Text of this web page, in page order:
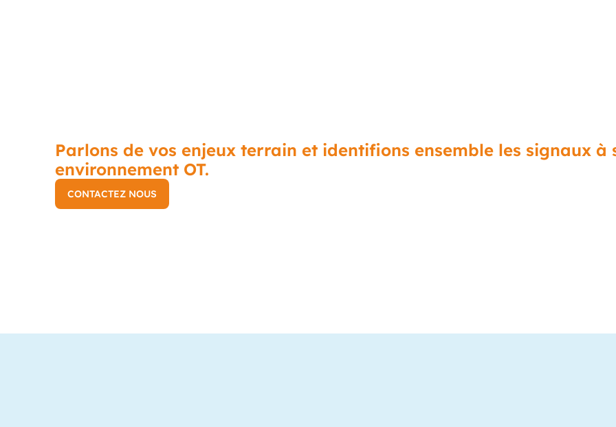
Parlons de vos enjeux terrain et identifions ensemble les signaux
environnement OT.
CONTACTEZ NOUS